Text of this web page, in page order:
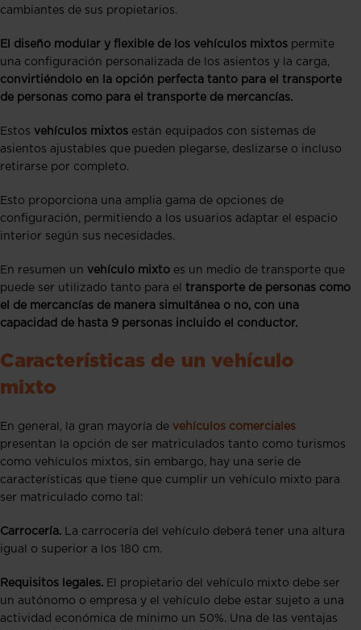
cambiantes de sus propietarios.
El diseño modular y flexible de los vehículos mixtos permite
una configuración personalizada de los asientos y la carga,
convirtiéndolo en la opción perfecta tanto para el transporte
de personas como para el transporte de mercancías.
Estos vehículos mixtos están equipados con sistemas de
asientos ajustables que pueden plegarse, deslizarse o incluso
retirarse por completo.
Esto proporciona una amplia gama de opciones de
configuración, permitiendo a los usuarios adaptar el espacio
interior según sus necesidades.
En resumen un vehículo mixto es un medio de transporte que
puede ser utilizado tanto para el transporte de personas como
el de mercancías de manera simultánea o no, con una
capacidad de hasta 9 personas incluido el conductor.
Características de un vehículo
mixto
En general, la gran mayoría de vehículos comerciales
presentan la opción de ser matriculados tanto como turismos
como vehículos mixtos, sin embargo, hay una serie de
características que tiene que cumplir un vehículo mixto para
ser matriculado como tal:
Carrocería. La carrocería del vehículo deberá tener una altura
igual o superior a los 180 cm.
Requisitos legales. El propietario del vehículo mixto debe ser
un autónomo o empresa y el vehículo debe estar sujeto a una
actividad económica de mínimo un 50%. Una de las ventajas